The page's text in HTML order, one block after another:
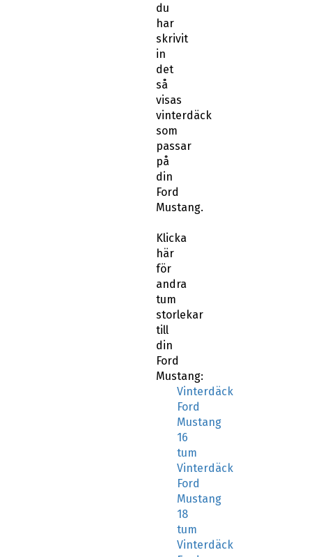
du
har
skrivit
in
det
så
visas
vinterdäck
som
passar
på
din
Ford
Mustang.
Klicka
här
för
andra
tum
storlekar
till
din
Ford
Mustang:
Vinterdäck
Ford
Mustang
16
tum
Vinterdäck
Ford
Mustang
18
tum
Vinterdäck